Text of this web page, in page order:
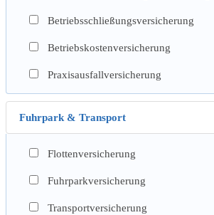
Betriebsschließungsversicherung
Betriebskostenversicherung
Praxisausfallversicherung
Fuhrpark & Transport
Flottenversicherung
Fuhrparkversicherung
Transportversicherung